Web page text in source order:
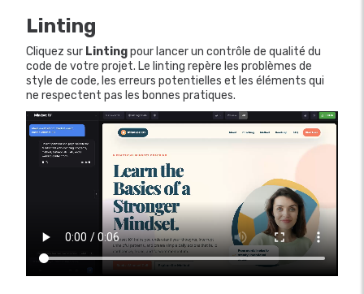
Linting
Cliquez sur Lintingpour lancer un contrôle de qualité du
code de votre projet. Le linting repère les problèmes de
style de code, les erreurs potentielles et les éléments qui
ne respectent pas les bonnes pratiques.